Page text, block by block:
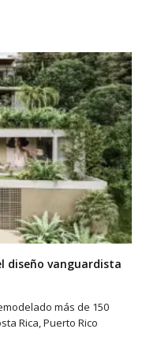
diseño vanguardista
más de 150
Rica, Puerto Rico